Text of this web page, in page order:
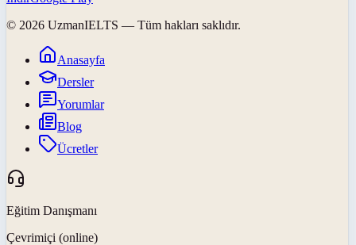
© 2026 UzmanIELTS — Tüm hakları saklıdır.
Anasayfa
Dersler
Yorumlar
Blog
Ücretler
Eğitim Danışmanı
Çevrimiçi (online)